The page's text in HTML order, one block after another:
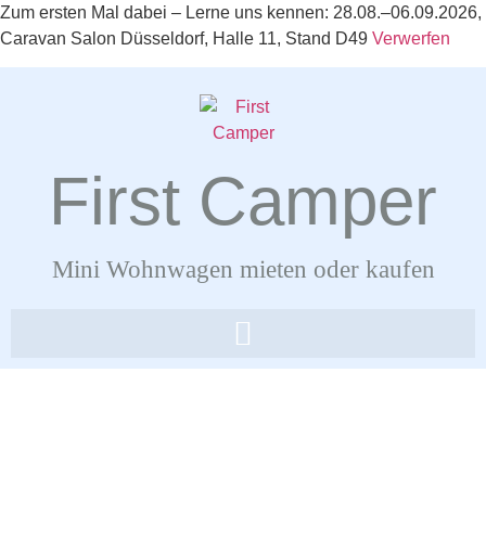
Zum ersten Mal dabei – Lerne uns kennen: 28.08.–06.09.2026,
Caravan Salon Düsseldorf, Halle 11, Stand D49 Verwerfen
First Camper
Mini Wohnwagen mieten oder kaufen